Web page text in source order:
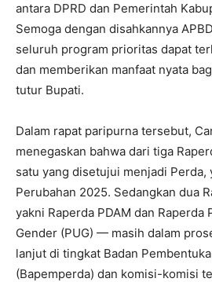
antara DPRD dan Pemerintah
Semoga dengan disahkannya
seluruh program prioritas dapat
dan memberikan manfaat nyata
tutur Bupati.
Dalam rapat paripurna tersebut,
menegaskan bahwa dari tiga
satu yang disetujui menjadi Perda,
Perubahan 2025. Sedangkan dua
yakni Raperda PDAM dan Raperda
Gender (PUG) — masih dalam
lanjut di tingkat Badan
(Bapemperda) dan komisi-komisi